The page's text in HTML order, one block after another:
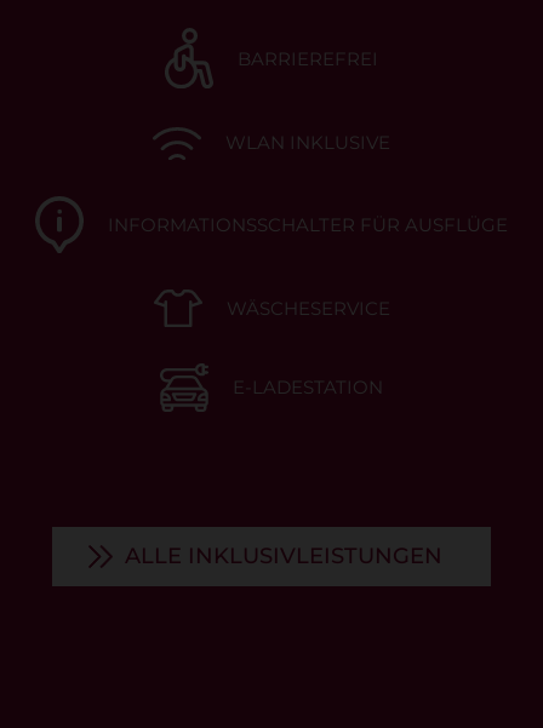
BARRIEREFREI
WLAN INKLUSIVE
INFORMATIONSSCHALTER FÜR AUSFLÜGE
WÄSCHESERVICE
E-LADESTATION
ALLE INKLUSIVLEISTUNGEN